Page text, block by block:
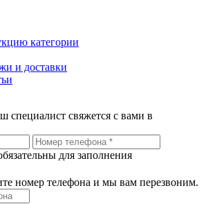
категории
и доставки
специалист свяжется с вами в
для заполнения
номер телефона и мы вам перезвоним.